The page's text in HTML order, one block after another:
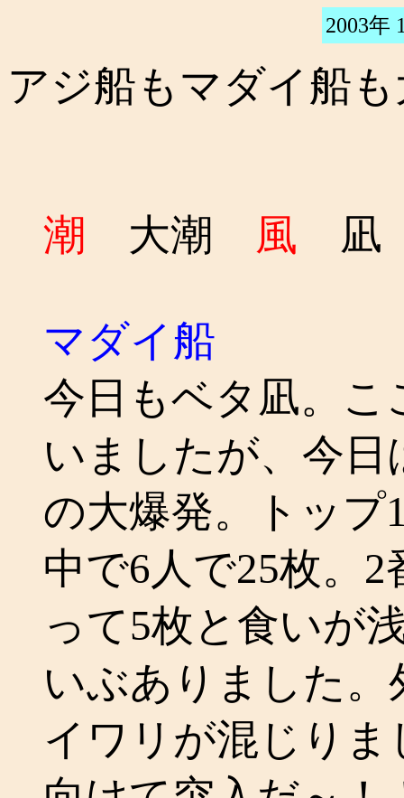
2003年
アジ船もマダイ船
潮 大潮 風
マダイ船
今日もベタ凪。こ
いましたが、今
の大爆発。トップ
中で6人で25枚。
って5枚と食いが
いぶありました
イワリが混じり